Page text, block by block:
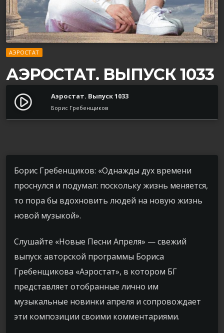
АЭРОСТАТ
АЭРОСТАТ. ВЫПУСК 1033
play_circle_filled Аэростат. Выпуск 1033
Борис Гребенщиков
Борис Гребенщиков: «Однажды дух времени
проснулся и подумал: поскольку жизнь меняется,
то пора бы вдохновить людей на новую жизнь
новой музыкой».
Слушайте «Новые Песни Апреля» —свежий
выпуск авторской программы Бориса
Гребенщикова «Аэростат», в котором БГ
представляет отобранные лично им
музыкальные новинки апреля и сопровождает
эти композиции своими комментариями.